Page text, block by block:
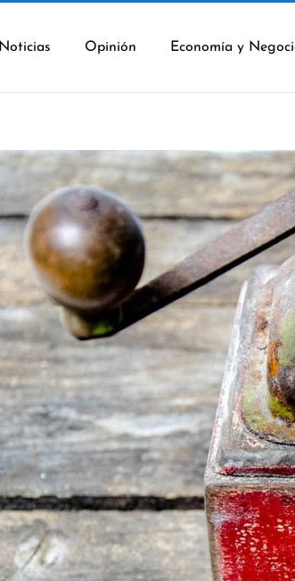
Noticias Opinión Economía y